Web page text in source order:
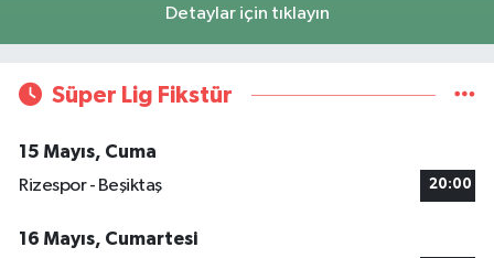
Detaylar için tıklayın
Süper Lig Fikstür
15 Mayıs, Cuma
Rizespor - Beşiktaş
20:00
16 Mayıs, Cumartesi